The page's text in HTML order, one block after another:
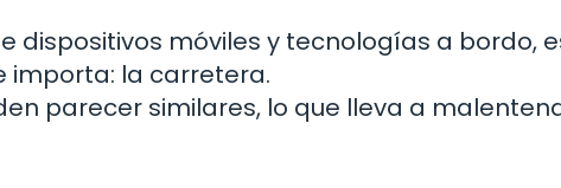
dispositivos móviles y tecnologías a bordo,
importa: la carretera.
parecer similares, lo que lleva a